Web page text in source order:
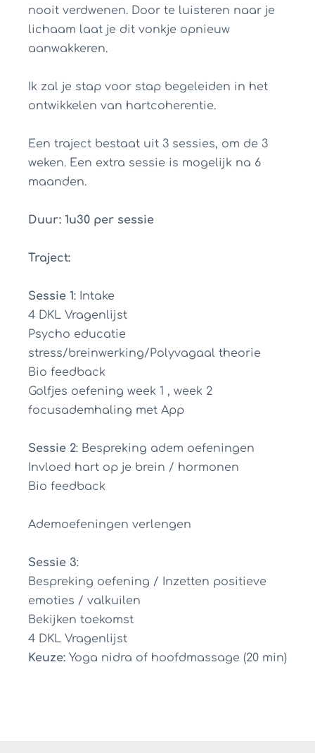
nooit verdwenen. Door te luisteren naar je
lichaam laat je dit vonkje opnieuw
aanwakkeren.
Ik zal je stap voor stap begeleiden in het
ontwikkelen van hartcoherentie.
Een traject bestaat uit 3 sessies, om de 3
weken. Een extra sessie is mogelijk na 6
maanden.
Duur: 1u30 per sessie
Traject:
Sessie 1: Intake
4 DKL Vragenlijst
Psycho educatie
stress/breinwerking/Polyvagaal theorie
Bio feedback
Golfjes oefening week 1 , week 2
focusademhaling met App
Sessie 2: Bespreking adem oefeningen
Invloed hart op je brein / hormonen
Bio feedback
Ademoefeningen verlengen
Sessie 3:
Bespreking oefening / Inzetten positieve
emoties / valkuilen
Bekijken toekomst
4 DKL Vragenlijst
Keuze: Yoga nidra of hoofdmassage (20 min)